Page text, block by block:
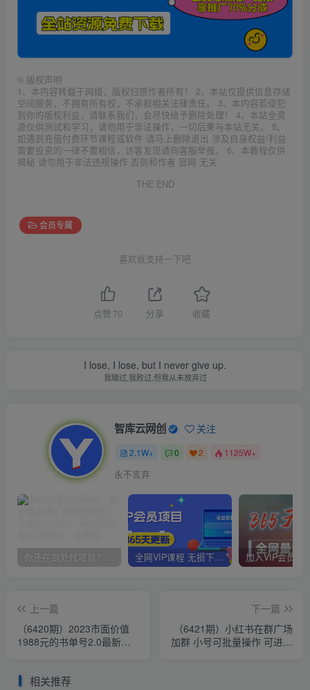
© 版权声明
1、本内容转载于网络，版权归原作者所有！ 2、本站仅提供信息存储
空间服务，不拥有所有权，不承担相关法律责任。 3、本内容若侵犯
到你的版权利益，请联系我们，会尽快给予删除处理！ 4、本站全资
源仅供测试和学习，请勿用于非法操作，一切后果与本站无关。 5、
如遇到充值付费环节课程或软件 请马上删除退出 涉及自身权益/利益
需要投资的一律不要相信，访客发现请向客服举报。 6、本教程仅供
揭秘 请勿用于非法违规操作 否则和作者 官网 无关
THE END
会员专属
喜欢就支持一下吧
点赞 70 分享 收藏
I lose, I lose, but I never give up.
我输过,我败过,但我从未放弃过
智库云网创 关注
2.1W+ 0 2 1125W+
永不言弃
你还在到处找项目？还在当韭菜？我靠卖项目一个月收入5万+，曾经我也是个失败者。 全网VIP课程 无损下载~
上一篇
（6420期）2023市面价值
1988元的书单号2.0最新玩
下一篇
（6421期）小红书在群广场
加群 小号可批量操作 可进行
相关推荐